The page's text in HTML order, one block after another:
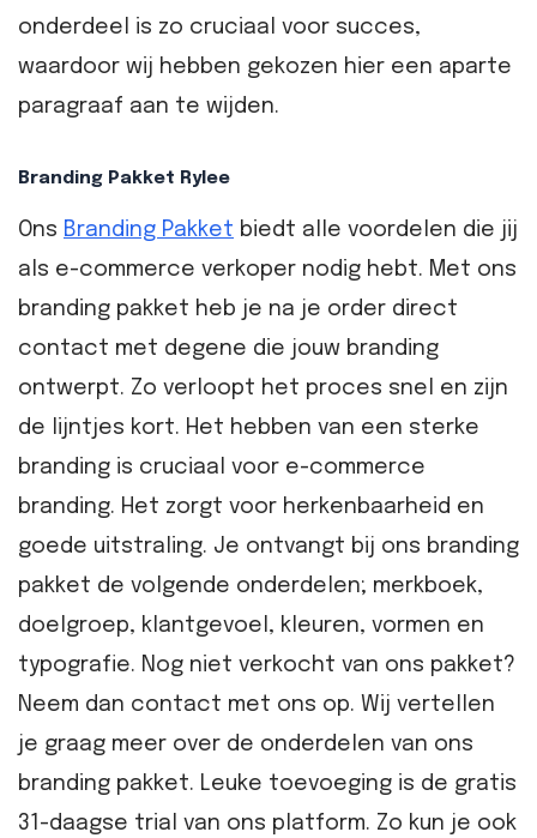
onderdeel is zo cruciaal voor succes,
waardoor wij hebben gekozen hier een aparte
paragraaf aan te wijden.
Branding Pakket Rylee
Ons Branding Pakket biedt alle voordelen die jij
als e-commerce verkoper nodig hebt. Met ons
branding pakket heb je na je order direct
contact met degene die jouw branding
ontwerpt. Zo verloopt het proces snel en zijn
de lijntjes kort. Het hebben van een sterke
branding is cruciaal voor e-commerce
branding. Het zorgt voor herkenbaarheid en
goede uitstraling. Je ontvangt bij ons branding
pakket de volgende onderdelen; merkboek,
doelgroep, klantgevoel, kleuren, vormen en
typografie. Nog niet verkocht van ons pakket?
Neem dan contact met ons op. Wij vertellen
je graag meer over de onderdelen van ons
branding pakket. Leuke toevoeging is de gratis
31-daagse trial van ons platform. Zo kun je ook